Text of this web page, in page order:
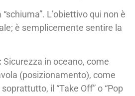
L’obiettivo qui non è
è semplicemente sentire la
Sicurezza in oceano, come
(posizionamento), come
il “Take Off” o “Pop